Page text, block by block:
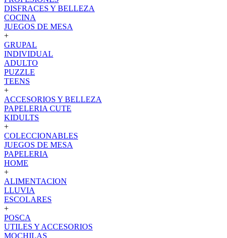
DISFRACES Y BELLEZA
COCINA
JUEGOS DE MESA
+
GRUPAL
INDIVIDUAL
ADULTO
PUZZLE
TEENS
+
ACCESORIOS Y BELLEZA
PAPELERIA CUTE
KIDULTS
+
COLECCIONABLES
JUEGOS DE MESA
PAPELERIA
HOME
+
ALIMENTACION
LLUVIA
ESCOLARES
+
POSCA
UTILES Y ACCESORIOS
MOCHILAS